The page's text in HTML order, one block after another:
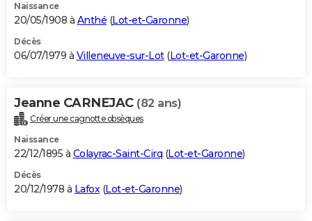
Naissance
20/05/1908 à Anthé (Lot-et-Garonne)
Décès
06/07/1979 à Villeneuve-sur-Lot(Lot-et-Garonne)
Jeanne CARNEJAC (82 ans)
Créer une cagnotte obsèques
Naissance
22/12/1895 à Colayrac-Saint-Cirq (Lot-et-Garonne)
Décès
20/12/1978 à Lafox(Lot-et-Garonne)